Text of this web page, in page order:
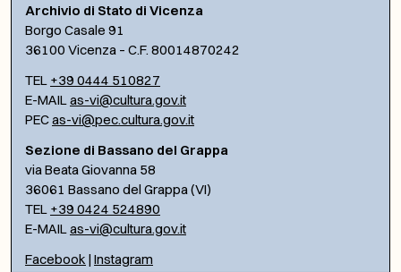
Archivio di Stato di Vicenza
Borgo Casale 91
36100 Vicenza – C.F. 80014870242
TEL +39 0444 510827
E-MAILas-vi@cultura.gov.it
PECas-vi@pec.cultura.gov.it
Sezione di Bassano del Grappa
via Beata Giovanna 58
36061 Bassano del Grappa (VI)
TEL +39 0424 524890
E-MAILas-vi@cultura.gov.it
Facebook | Instagram